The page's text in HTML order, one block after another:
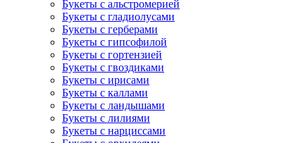
Букеты с альстромерией
Букеты с гладиолусами
Букеты с герберами
Букеты с гипсофилой
Букеты с гортензией
Букеты с гвоздиками
Букеты с ирисами
Букеты с каллами
Букеты с ландышами
Букеты с лилиями
Букеты с нарциссами